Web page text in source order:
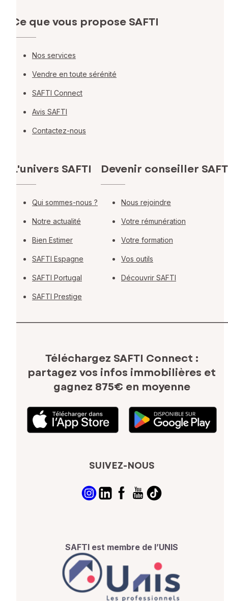
Ce que vous propose SAFTI
Nos services
Vendre en toute sérénité
SAFTI Connect
Avis SAFTI
Contactez-nous
L'univers SAFTI
Qui sommes-nous ?
Notre actualité
Bien Estimer
SAFTI Espagne
SAFTI Portugal
SAFTI Prestige
Devenir conseiller
Nous rejoindre
Votre rémunération
Votre formation
Vos outils
Découvrir SAFTI
Téléchargez SAFTI Connect :
partagez vos infos immobilières et
gagnez 875€ en moyenne
SUIVEZ-NOUS
SAFTI est membre de l’UNIS